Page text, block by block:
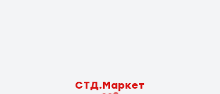
СТД.Маркет